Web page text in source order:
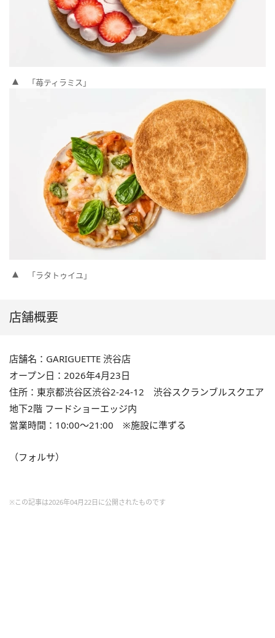
「苺ティラミス」
「ラタトゥイユ」
店舗概要
店舗名：GARIGUETTE 渋谷店
オープン日：2026年4月23日
住所：東京都渋谷区渋谷2-24-12 渋谷スクランブルスクエア
地下2階 フードショーエッジ内
営業時間：10:00～21:00 ※施設に準ずる
（フォルサ）
※この記事は2026年04月22日に公開されたものです